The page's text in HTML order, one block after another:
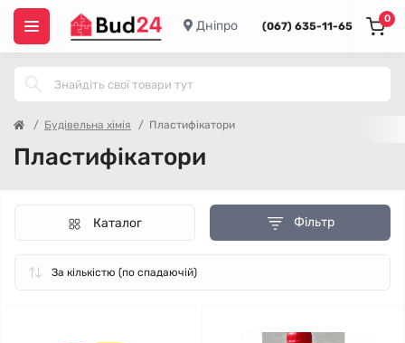
Дніпро (067) 635-11-65
0
Будівельна хімія Пластифікатори
Пластифікатори
Фільтр
Каталог